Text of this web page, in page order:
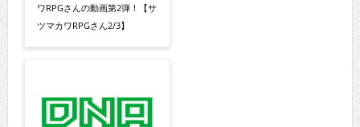
ワRPGさんの動画第2弾！【サ
ツマカワRPGさん2/3】